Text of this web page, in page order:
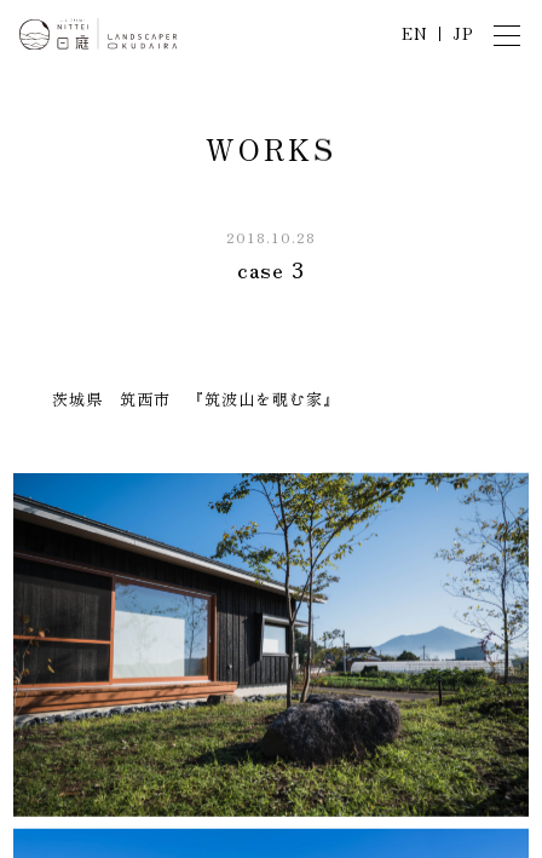
EN JP
WORKS
2018.10.28
case 3
茨城県 筑西市 『筑波山を覗む家』